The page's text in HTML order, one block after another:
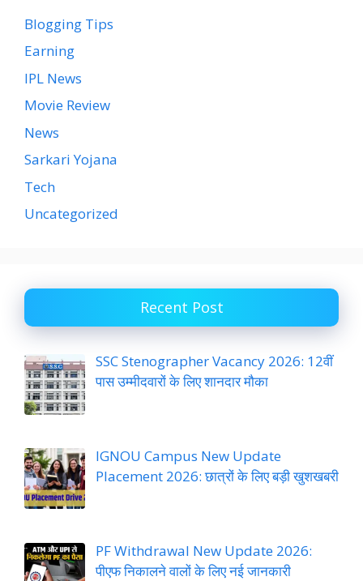
Blogging Tips
Earning
IPL News
Movie Review
News
Sarkari Yojana
Tech
Uncategorized
Recent Post
SSC Stenographer Vacancy 2026: 12वीं
पास उम्मीदवारों के लिए शानदार मौका
IGNOU Campus New Update
Placement 2026: छात्रों के लिए बड़ी खुशखबरी
PF Withdrawal New Update 2026:
पीएफ निकालने वालों के लिए नई जानकारी